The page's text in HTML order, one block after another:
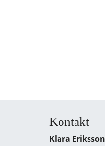
Kontakt
Klara Eriksson